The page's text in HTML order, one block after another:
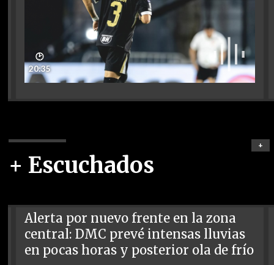
🕑
20:35
+ Escuchados
+
Alerta por nuevo frente en la zona
central: DMC prevé intensas lluvias
en pocas horas y posterior ola de frío